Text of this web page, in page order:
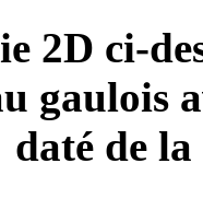
2D ci-
gaulois
de